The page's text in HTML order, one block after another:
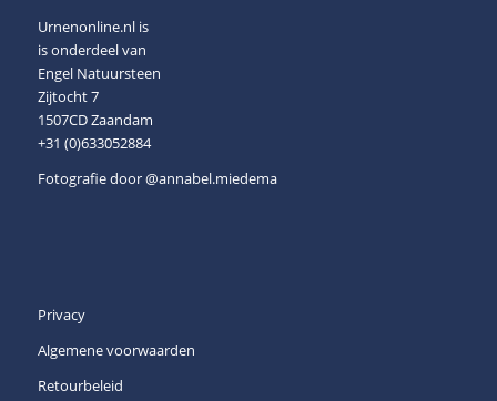
Urnenonline.nl is
is onderdeel van
Engel Natuursteen
Zijtocht 7
1507CD Zaandam
+31 (0)633052884
Fotografie door@annabel.miedema
Privacy
Algemene voorwaarden
Retourbeleid